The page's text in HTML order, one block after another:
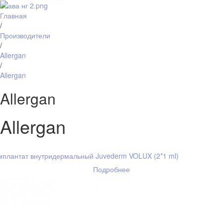
Главная
/
Производители
/
Allergan
/
Allergan
Allergan
Allergan
внутридермальный Juvederm VOLUX (2*1 ml)
Подробнее